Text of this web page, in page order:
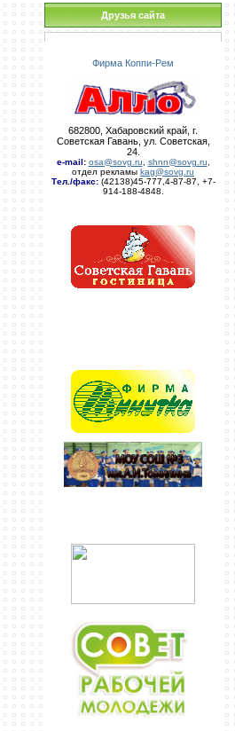
Друзья сайта
Фирма Коппи-Рем
682800, Хабаровский край, г.
Советская Гавань, ул. Советская,
24.
e-mail: osa@sovg.ru shnn@sovg.ru
отдел рекламы kag@sovg.ru
Тел./факс:(42138)45-777,4-87-87, +7-
914-188-4848.